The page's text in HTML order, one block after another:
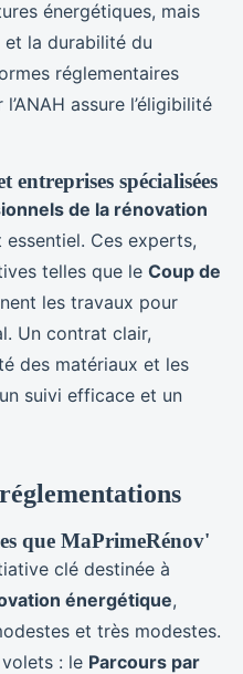
énergétiques, mais
la durabilité du
réglementaires
assure l’éligibilité
entreprises spécialisées
de la rénovation
Ces experts,
telles que le Coup de
les travaux pour
Un contrat clair,
des matériaux et les
suivi efficace et un
que MaPrimeRénov'
clé destinée à
énergétique,
et très modestes.
: le Parcours par